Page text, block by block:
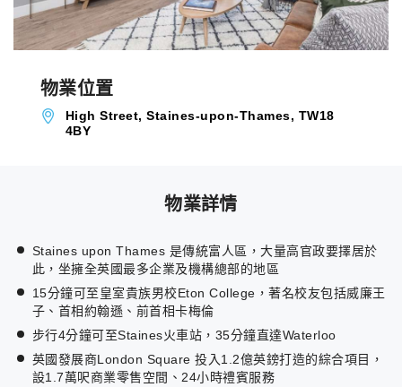
物業位置
High Street, Staines-upon-Thames, TW18
4BY
物業詳情
Staines upon Thames 是傳統富人區，大量高官政要擇居於
此，坐擁全英國最多企業及機構總部的地區
15分鐘可至皇室貴族男校Eton College，著名校友包括威廉王
子、首相約翰遜、前首相卡梅倫
步行4分鐘可至Staines火車站，35分鐘直達Waterloo
英國發展商London Square 投入1.2億英鎊打造的綜合項目，
設1.7萬呎商業零售空間、24小時禮賓服務